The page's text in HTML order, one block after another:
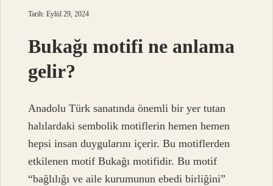
Tarih: Eylül 29, 2024
Bukağı motifi ne anlama
gelir?
Anadolu Türk sanatında önemli bir yer tutan
halılardaki sembolik motiflerin hemen hemen
hepsi insan duygularını içerir. Bu motiflerden
etkilenen motif Bukağı motifidir. Bu motif
“bağlılığı ve aile kurumunun ebedi birliğini”